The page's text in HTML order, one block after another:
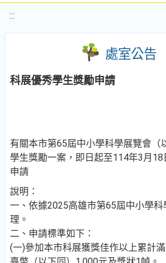
:::
處室公告
科展優秀學生獎勵申請
有關本市第65屆中小學科學展覽會（
學生獎勵一案，即日起至114年3月
申請
說明：
一、依據2025高雄市第65屆中小學
理。
二、申請標準如下：
(一)參加本市科展獲獎佳作以上累計